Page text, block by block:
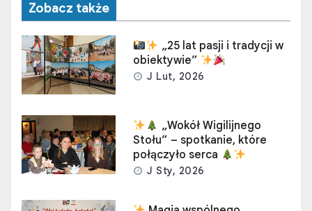
Zobacz także
„25 lat pasji i tradycji w
obiektywie”
J Lut, 2026
„Wokół Wigilijnego
Stołu” – spotkanie, które
połączyło serca
J Sty, 2026